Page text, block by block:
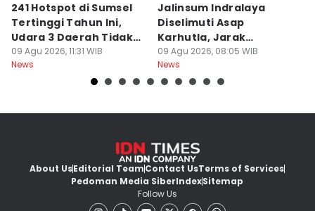
241 Hotspot di Sumsel
Tertinggi Tahun Ini,
Udara 3 Daerah Tidak
Sehat
09 Agu 2026, 11:31 WIB
News
Jalinsum Indralaya
Diselimuti Asap
Karhutla, Jarak
Pandang 30 Meter
09 Agu 2026, 08:05 WIB
News
About UsEditorial TeamContact UsTerms of Services
Pedoman Media SiberIndexSitemap
Follow Us